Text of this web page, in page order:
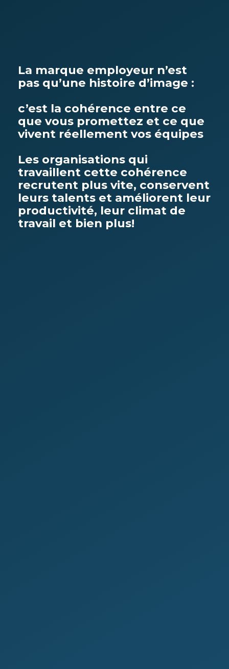
La marque employeur n’est
pas qu’une histoire d’image :
c’est la cohérence entre ce
que vous promettez et ce que
vivent réellement vos équipes
Les organisations qui
travaillent cette cohérence
recrutent plus vite, conservent
leurs talents et améliorent leur
productivité, leur climat de
travail et bien plus!